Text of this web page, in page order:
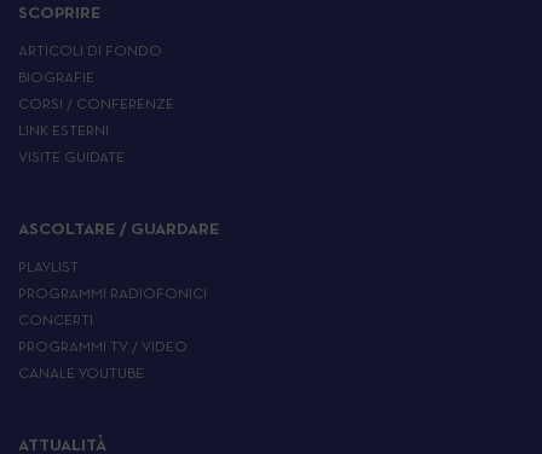
SCOPRIRE
ARTICOLI DI FONDO
BIOGRAFIE
CORSI / CONFERENZE
LINK ESTERNI
VISITE GUIDATE
ASCOLTARE / GUARDARE
PLAYLIST
PROGRAMMI RADIOFONICI
CONCERTI
PROGRAMMI TV / VIDEO
CANALE YOUTUBE
ATTUALITÀ